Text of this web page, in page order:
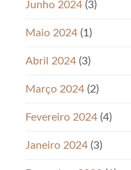
Junho 2024 (3)
Maio 2024 (1)
Abril 2024 (3)
Março 2024 (2)
Fevereiro 2024 (4)
Janeiro 2024 (3)